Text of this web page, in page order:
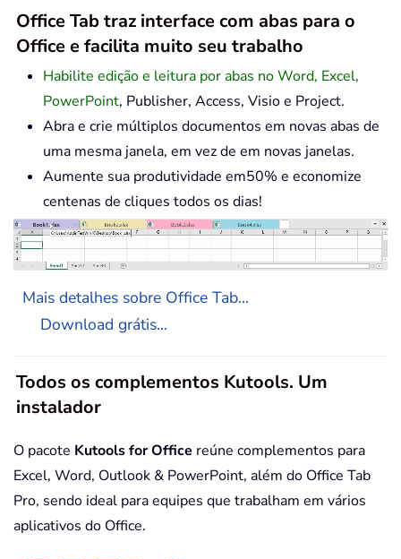
Office Tab traz interface com abas para o
Office e facilita muito seu trabalho
Habilite edição e leitura por abas no Word, Excel,
PowerPoint, Publisher, Access, Visio e Project.
Abra e crie múltiplos documentos em novas abas de
uma mesma janela, em vez de em novas janelas.
Aumente sua produtividade em50% e economize
centenas de cliques todos os dias!
Mais detalhes sobre Office Tab...
Download grátis...
Todos os complementos Kutools. Um
instalador
O pacote Kutools for Office reúne complementos para
Excel, Word, Outlook & PowerPoint, além do Office Tab
Pro, sendo ideal para equipes que trabalham em vários
aplicativos do Office.